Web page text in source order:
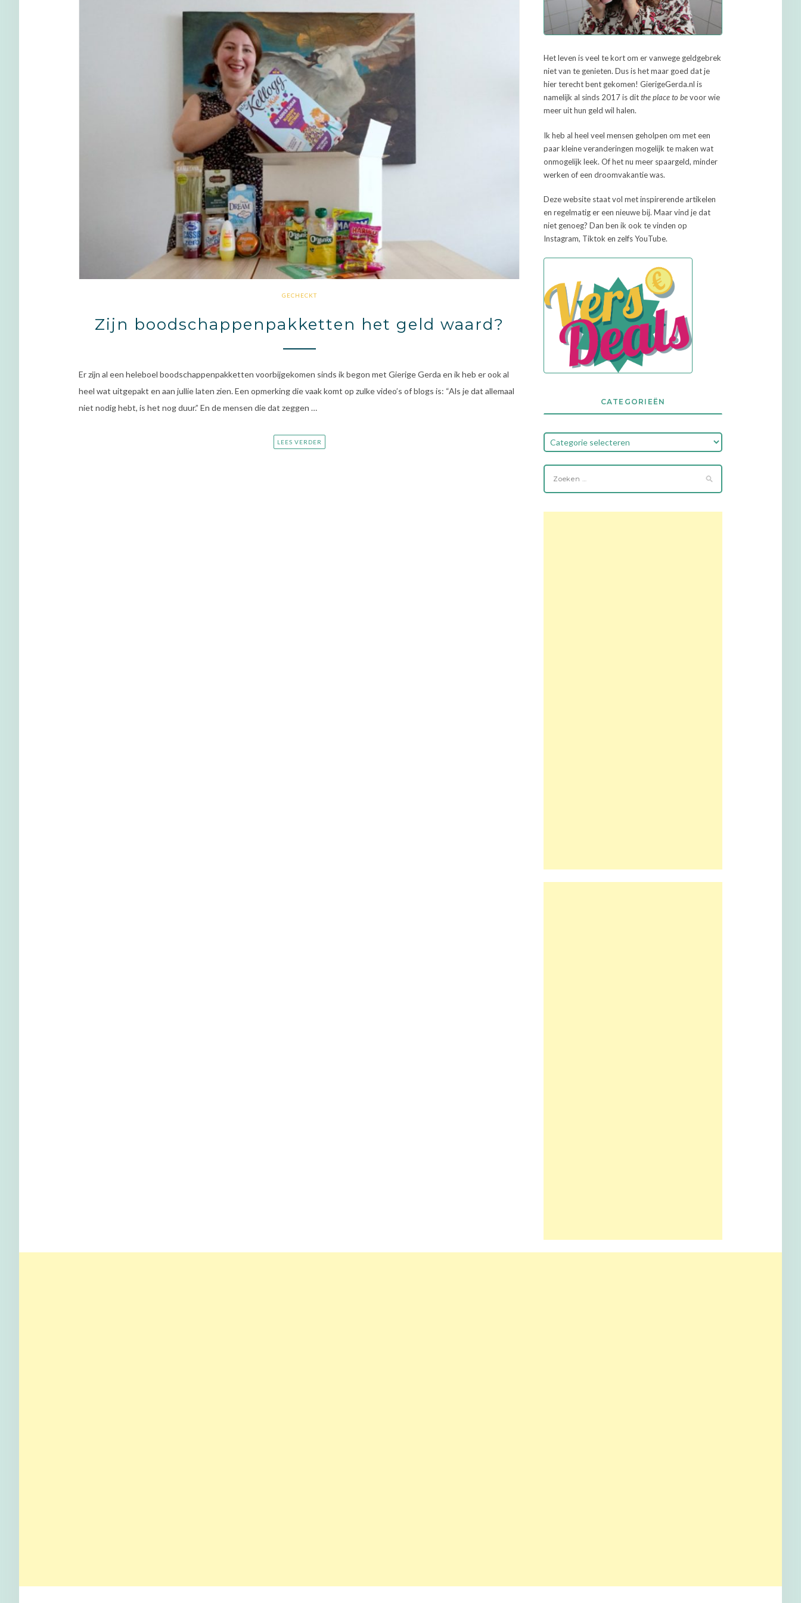
GECHECKT
Zijn boodschappenpakketten het geld waard?
Er zijn al een heleboel boodschappenpakketten voorbijgekomen sinds ik begon met Gierige Gerda en ik heb er ook al
heel wat uitgepakt en aan jullie laten zien. Een opmerking die vaak komt op zulke video’s of blogs is: “Als je dat allemaal
niet nodig hebt, is het nog duur.” En de mensen die dat zeggen …
LEES VERDER
Het leven is veel te kort om er vanwege geldgebrek
niet van te genieten. Dus is het maar goed dat je
hier terecht bent gekomen! GierigeGerda.nl is
namelijk al sinds 2017 is ditthe place to bevoor wie
meer uit hun geld wil halen.
Ik heb al heel veel mensen geholpen om met een
paar kleine veranderingen mogelijk te maken wat
onmogelijk leek. Of het nu meer spaargeld, minder
werken of een droomvakantie was.
Deze website staat vol met inspirerende artikelen
en regelmatig er een nieuwe bij. Maar vind je dat
niet genoeg? Dan ben ik ook te vinden op
Instagram, Tiktok en zelfs YouTube.
CATEGORIEËN